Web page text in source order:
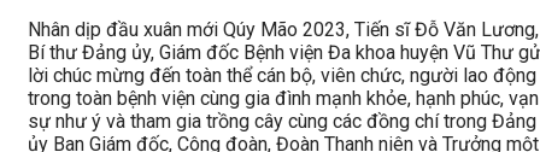
Nhân dịp đầu xuân mới Qúy Mão 2023, Tiến sĩ Đỗ Văn Lương,
Bí thư Đảng ủy, Giám đốc Bệnh viện Đa khoa huyện Vũ Thư
lời chúc mừng đến toàn thể cán bộ, viên chức, người lao động
trong toàn bệnh viện cùng gia đình mạnh khỏe, hạnh phúc, vạn
sự như ý và tham gia trồng cây cùng các đồng chí trong Đảng
ủy Ban Giám đốc, Công đoàn, Đoàn Thanh niên và Trưởng một